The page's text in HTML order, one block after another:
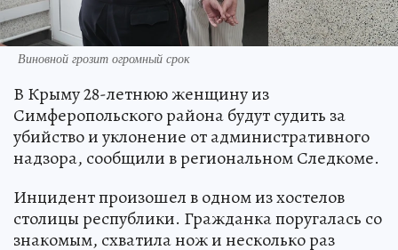
Виновной грозит огромный срок
В Крыму 28-летнюю женщину из
Симферопольского района будут судить за
убийство и уклонение от административного
надзора, сообщили в региональном Следкоме.
Инцидент произошел в одном из хостелов
столицы республики. Гражданка поругалась со
знакомым, схватила нож и несколько раз